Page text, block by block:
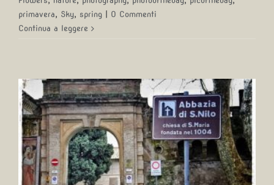
primavera, Sky, spring
0 Commenti
Continua a leggere
L’Abbazia di San Nilo a
Grottaferrata è l’ultimo …